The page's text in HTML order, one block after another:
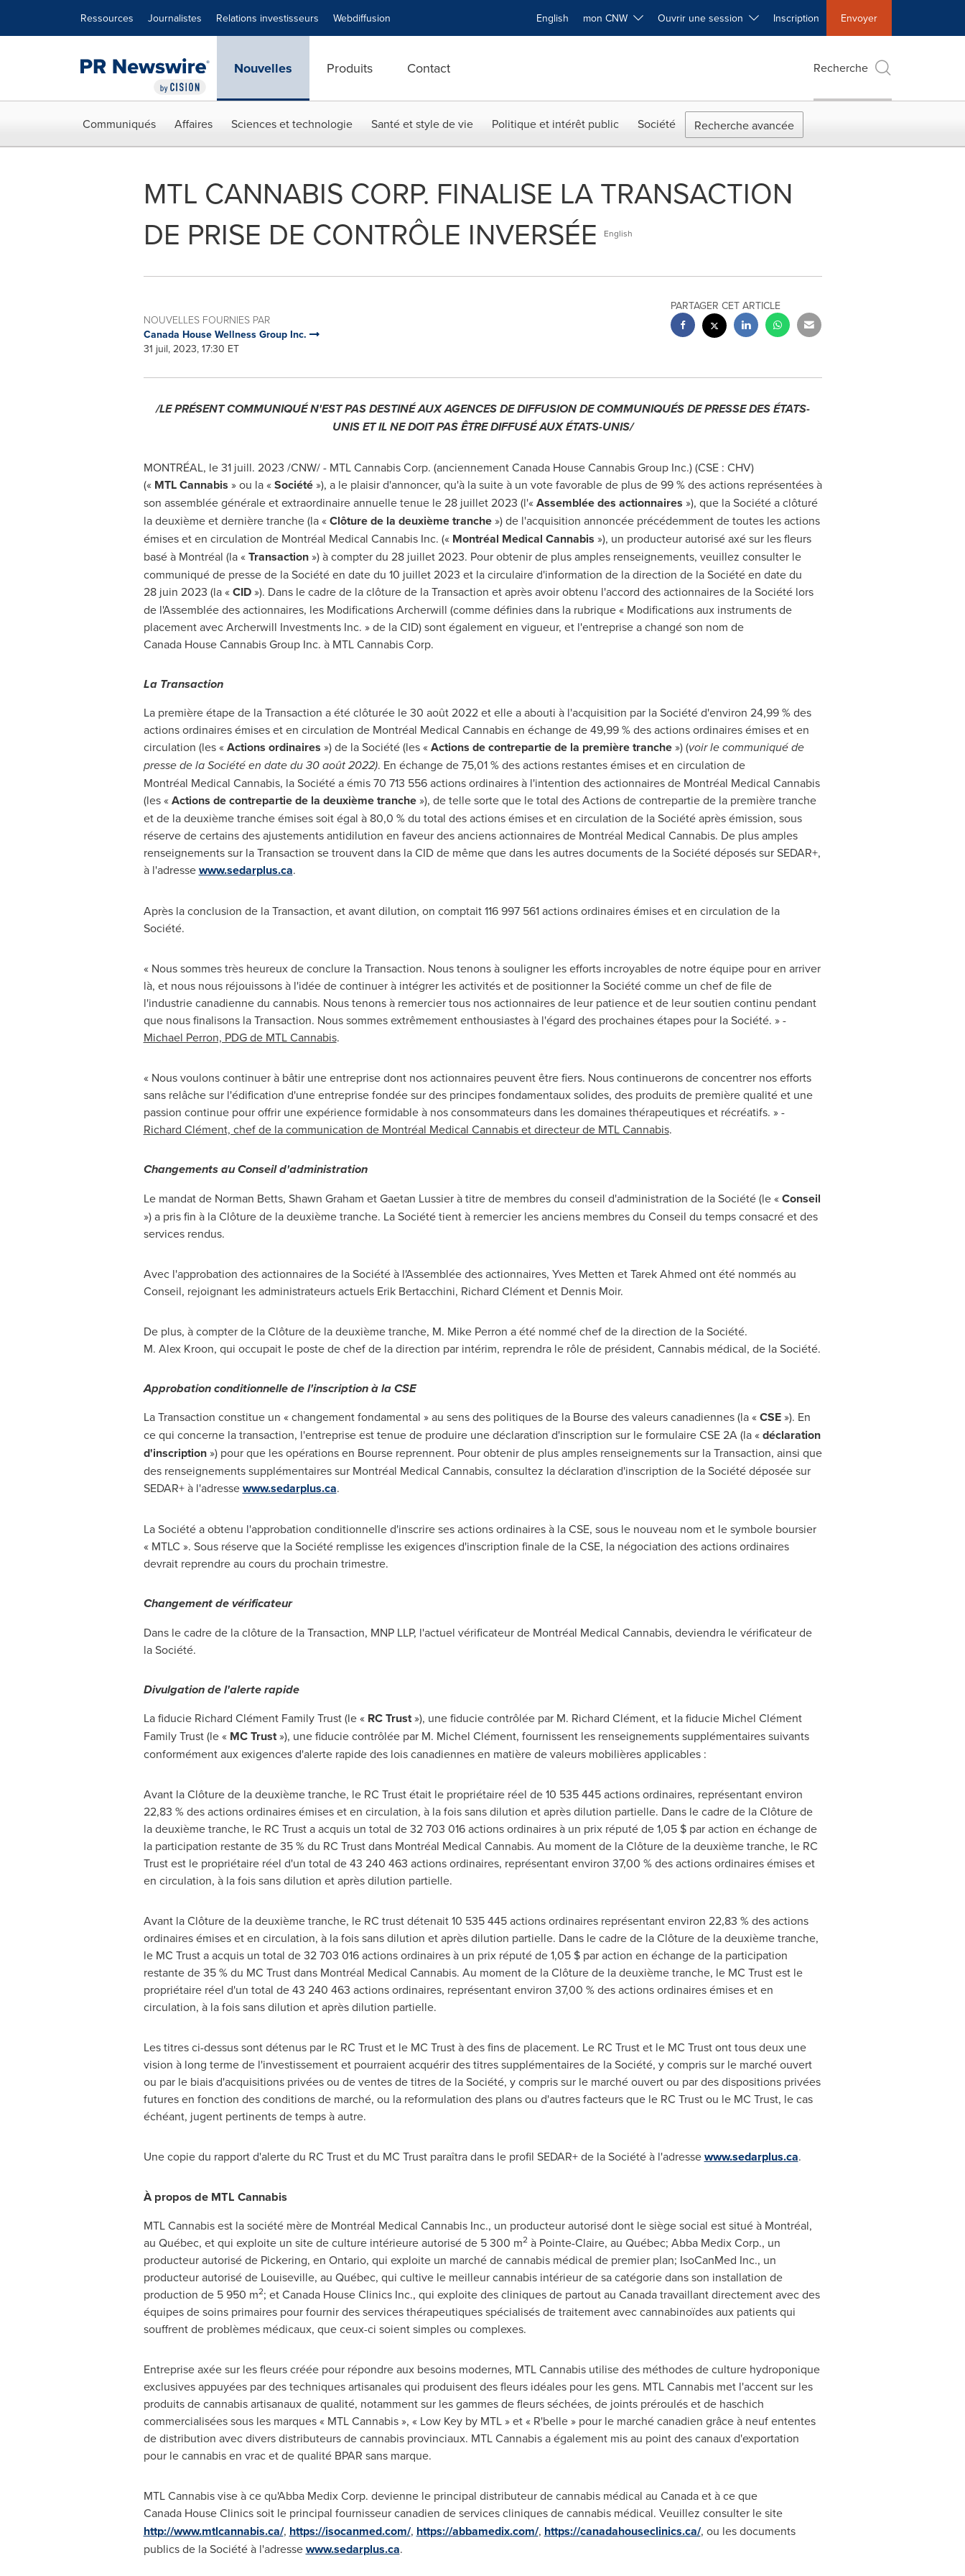
Ressources Journalistes Relations investisseurs Webdiffusion English mon CNW Ouvrir une session Inscription Envoyer
Nouvelles Produits Contact Recherche
Communiqués Affaires Sciences et technologie Santé et style de vie Politique et intérêt public Société Recherche avancée
MTL CANNABIS CORP. FINALISE LA TRANSACTION
DE PRISE DE CONTRÔLE INVERSÉE
English
NOUVELLES FOURNIES PAR
Canada House Wellness Group Inc.
31 juil, 2023, 17:30 ET
PARTAGER CET ARTICLE
/LE PRÉSENT COMMUNIQUÉ N'EST PAS DESTINÉ AUX AGENCES DE DIFFUSION DE COMMUNIQUÉS DE PRESSE DES ÉTATS-
UNISET IL NE DOIT PAS ÊTRE DIFFUSÉ AUX ÉTATS-UNIS/
MONTRÉAL, le 31 juill. 2023 /CNW/ - MTL Cannabis Corp. (anciennement Canada House Cannabis Group Inc.) (CSE : CHV)
(« MTL Cannabis » ou la «Société»), a le plaisir d'annoncer, qu'à la suite à un vote favorable de plus de 99 % des actions représentées à
son assemblée générale et extraordinaire annuelle tenue le 28 juillet 2023 (l'«Assemblée des actionnaires »), que la Société a clôturé
la deuxième et dernière tranche(la «Clôture de la deuxième tranche»)de l'acquisition annoncée précédemment de toutes les actions
émises et en circulation de Montréal Medical Cannabis Inc. (« Montréal Medical Cannabis »), un producteur autorisé axé sur les fleurs
basé à Montréal (la «Transaction») à compter du 28 juillet 2023. Pour obtenir de plus amples renseignements, veuillez consulter le
communiqué de presse de la Société en date du 10 juillet 2023 et la circulaire d'information de la direction de la Société en date du
28 juin 2023 (la «CID»). Dans le cadre de la clôture de la Transaction et aprèsavoir obtenu l'accord des actionnaires de la Société lors
de l'Assemblée des actionnaires, les Modifications Archerwill (comme définies dans la rubrique « Modifications aux instruments de
placement avec Archerwill Investments Inc. » de la CID) sont également en vigueur, et l'entreprise a changé son nom de
Canada House Cannabis Group Inc. à MTL Cannabis Corp.
La Transaction
La première étape de la Transaction a été clôturée le 30 août 2022 et elle a abouti à l'acquisition par la Société d'environ 24,99 % des
actions ordinaires émises et en circulation de Montréal Medical Cannabis en échange de 49,99 % des actions ordinaires émises et en
circulation (les «Actions ordinaires ») de la Société (les «Actions de contrepartie de la première tranche») (voir le communiqué de
presse de la Société en date du 30 août 2022). En échange de 75,01 % des actions restantes émises et en circulation de
Montréal Medical Cannabis, la Société a émis 70 713 556 actions ordinaires à l'intention des actionnaires de Montréal Medical Cannabis
(les «Actions de contrepartie de la deuxième tranche»), de telle sorte que le total des Actions de contrepartie de la première tranche
et de la deuxième tranche émises soit égal à 80,0 % du total des actions émises et en circulation de la Société après émission, sous
réserve de certains des ajustements antidilution en faveur des anciens actionnaires de Montréal Medical Cannabis. De plus amples
renseignements sur la Transaction se trouvent dans la CID de même que dans les autres documents de la Société déposés sur SEDAR+,
à l'adresse www.sedarplus.ca.
Après la conclusion de la Transaction, et avant dilution, on comptait 116 997 561 actions ordinaires émises et en circulation de la
Société.
« Nous sommes très heureux de conclure la Transaction. Nous tenons à souligner les efforts incroyables de notre équipe pour en arriver
là, et nous nous réjouissons à l'idée de continuer à intégrer les activités et de positionner la Société comme un chef de file de
l'industrie canadienne du cannabis. Nous tenons à remercier tous nos actionnaires de leur patience et de leur soutien continu pendant
que nous finalisons la Transaction. Nous sommes extrêmement enthousiastes à l'égard des prochaines étapes pour la Société. » -
Michael Perron, PDG de MTL Cannabis.
« Nous voulons continuer à bâtir une entreprise dont nos actionnaires peuvent être fiers. Nous continuerons de concentrer nos efforts
sans relâche sur l'édification d'une entreprise fondée sur des principes fondamentaux solides, des produits de première qualité et une
passion continue pour offrir une expérience formidable à nos consommateurs dans les domaines thérapeutiques et récréatifs. » -
Richard Clément, chef de la communication de Montréal Medical Cannabis et directeur de MTL Cannabis.
Changements au Conseil d'administration
Le mandat de Norman Betts, Shawn Graham et Gaetan Lussier à titre de membres du conseil d'administration de la Société (le «Conseil
») a pris fin à la Clôture de la deuxième tranche. La Société tient à remercier les anciens membres du Conseil du temps consacré et des
services rendus.
Avecl'approbation des actionnaires de la Société à l'Assemblée des actionnaires, Yves Metten et Tarek Ahmed ont été nommés au
Conseil, rejoignant les administrateurs actuels Erik Bertacchini, Richard Clément et Dennis Moir.
De plus, à compter de la Clôture de la deuxième tranche, M. Mike Perron a été nommé chef de la direction de la Société.
M. Alex Kroon, qui occupait le poste de chef de la direction par intérim, reprendra le rôle de président, Cannabis médical, de la Société.
Approbation conditionnelle de l'inscription à la CSE
La Transaction constitue un « changement fondamental » au sens des politiques de la Bourse des valeurs canadiennes (la «CSE»). En
ce qui concerne la transaction, l'entreprise est tenue de produire une déclaration d'inscription sur le formulaire CSE 2A (la «déclaration
d'inscription») pour que les opérations en Bourse reprennent. Pour obtenir de plus amples renseignements sur la Transaction, ainsi que
des renseignements supplémentaires sur Montréal Medical Cannabis, consultez la déclaration d'inscription de la Société déposée sur
SEDAR+ à l'adresse www.sedarplus.ca.
La Société a obtenu l'approbation conditionnelle d'inscrire ses actions ordinaires à la CSE, sous le nouveau nom et le symbole boursier
« MTLC ». Sous réserve que la Société remplisse les exigences d'inscription finale de la CSE, la négociation des actions ordinaires
devrait reprendre au cours du prochain trimestre.
Changement de vérificateur
Dans le cadre de la clôture de la Transaction, MNP LLP, l'actuel vérificateur de Montréal Medical Cannabis, deviendra le vérificateur de
la Société.
Divulgation de l'alerte rapide
La fiducie Richard Clément Family Trust (le « RC Trust»), une fiducie contrôlée par M. Richard Clément, et la fiducie Michel Clément
Family Trust (le « MC Trust»), une fiducie contrôlée par M. Michel Clément, fournissent les renseignements supplémentaires suivants
conformément aux exigences d'alerte rapide des lois canadiennes en matière de valeurs mobilières applicables :
Avant la Clôture de la deuxième tranche, le RC Trust était le propriétaire réel de 10 535 445 actions ordinaires, représentant environ
22,83 % des actions ordinaires émises et en circulation, à la fois sans dilution et après dilution partielle. Dans le cadre de la Clôture de
la deuxième tranche, le RC Trust a acquis un total de 32 703 016 actions ordinaires à un prix réputé de 1,05 $ par action en échange de
la participation restante de 35 % du RC Trust dans Montréal Medical Cannabis. Au moment de la Clôture de la deuxième tranche, le RC
Trust est le propriétaire réel d'un total de 43 240 463 actions ordinaires, représentant environ 37,00 % des actions ordinaires émises et
en circulation, à la fois sans dilution et après dilution partielle.
Avant la Clôture de la deuxième tranche, le RC trust détenait 10 535 445 actions ordinaires représentant environ 22,83 % des actions
ordinaires émises et en circulation, à la fois sans dilution et après dilution partielle. Dans le cadre de la Clôture de la deuxième tranche,
le MC Trust a acquis un total de 32 703 016 actions ordinaires à un prix réputé de 1,05 $ par action en échange de la participation
restante de 35 % du MC Trust dans Montréal Medical Cannabis. Au moment de la Clôture de la deuxième tranche, le MC Trust est le
propriétaire réel d'un total de 43 240 463 actions ordinaires, représentant environ 37,00 % des actions ordinaires émises et en
circulation, à la fois sans dilution et après dilution partielle.
Les titres ci-dessus sont détenus par le RC Trust et le MC Trust à des fins de placement. Le RC Trust et le MC Trust ont tous deux une
vision à long terme de l'investissement et pourraient acquérir des titres supplémentaires de la Société, y compris sur le marché ouvert
ou par le biais d'acquisitions privées ou de ventes de titres de la Société, y compris sur le marché ouvert ou par des dispositions privées
futures en fonction des conditions de marché, ou la reformulation des plans ou d'autres facteurs que le RC Trust ou le MC Trust, le cas
échéant, jugent pertinents de temps à autre.
Une copie du rapport d'alerte du RC Trust et du MC Trust paraîtra dans le profil SEDAR+ de la Société à l'adressewww.sedarplus.ca.
À propos de MTL Cannabis
MTL Cannabis est la société mère de Montréal Medical Cannabis Inc., un producteur autorisé dont le siège social est situé à Montréal,
au Québec, et qui exploite un site de culture intérieure autorisé de 5 300 m2à Pointe-Claire, au Québec; Abba Medix Corp., un
producteur autorisé de Pickering, en Ontario, qui exploite un marché de cannabis médical de premier plan; IsoCanMed Inc., un
producteur autorisé de Louiseville, au Québec, qui cultive le meilleur cannabis intérieur de sa catégorie dans son installation de
production de 5 950 m2; et Canada House Clinics Inc., qui exploite des cliniques de partout au Canadatravaillant directement avec des
équipes de soins primaires pour fournir des services thérapeutiques spécialisés de traitement avec cannabinoïdes aux patients qui
souffrent de problèmes médicaux, que ceux-ci soient simples ou complexes.
Entreprise axée sur les fleurs créée pour répondre aux besoins modernes, MTL Cannabis utilise des méthodes de culture hydroponique
exclusives appuyées par des techniques artisanales qui produisent des fleurs idéales pour les gens. MTL Cannabis met l'accent sur les
produits de cannabis artisanaux de qualité, notamment sur les gammes de fleurs séchées, de joints préroulés et de haschich
commercialisées sous les marques « MTL Cannabis », « Low Key by MTL » et « R'belle » pour le marché canadien grâce à neuf ententes
de distribution avec divers distributeurs de cannabis provinciaux. MTL Cannabis a également mis au point des canaux d'exportation
pour le cannabis en vrac et de qualité BPAR sans marque.
MTL Cannabis vise à ce qu'Abba Medix Corp. devienne le principal distributeur de cannabis médical au Canadaet à ce que
Canada House Clinics soit le principal fournisseur canadien de services cliniques de cannabis médical. Veuillez consulter le site
http://www.mtlcannabis.ca/, https://isocanmed.com/, https://abbamedix.com/, https://canadahouseclinics.ca/, ou les documents
publics de la Société à l'adressewww.sedarplus.ca.